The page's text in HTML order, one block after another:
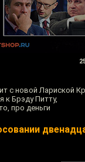
с новой Лариской
к Брэду Питту,
про деньги